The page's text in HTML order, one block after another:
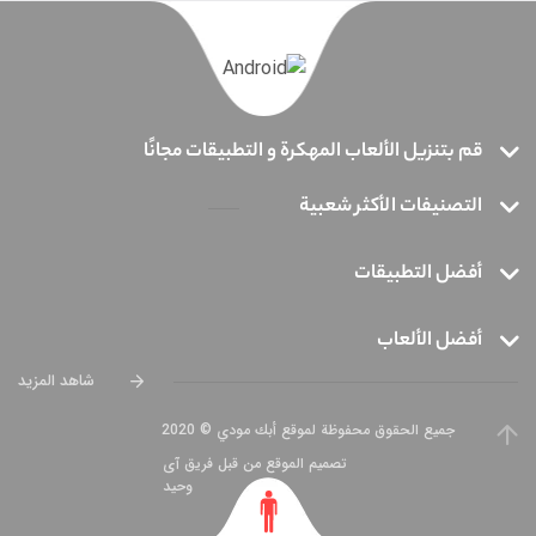
قم بتنزيل الألعاب المهكرة و التطبيقات مجانًا
التصنيفات الأكثر شعبية
أفضل التطبيقات
أفضل الألعاب
شاهد المزيد
جميع الحقوق محفوظة لموقع أبك مودي © 2020
تصميم الموقع من قبل فريق آی
وحید